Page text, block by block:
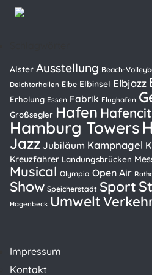
Impressum
Kontakt
Alster Ausstellung Beach-
Deichtorhallen Elbe Elbinsel Elbjazz
Erholung Essen Fabrik Flughafen
Großsegler Hafen
Hamburg Towers
Jazz Jubiläum Kampnagel
Kreuzfahrer Landungsbrücken
Musical Olympia Open Air
Show Speicherstadt Sport
Hagenbeck Umwelt